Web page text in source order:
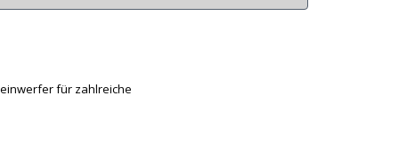
für zahlreiche